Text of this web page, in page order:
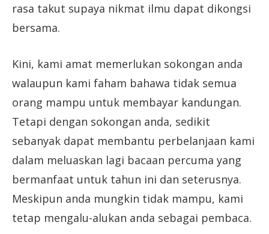
rasa takut supaya nikmat ilmu dapat dikongsi
bersama.
Kini, kami amat memerlukan sokongan anda
walaupun kami faham bahawa tidak semua
orang mampu untuk membayar kandungan.
Tetapi dengan sokongan anda, sedikit
sebanyak dapat membantu perbelanjaan kami
dalam meluaskan lagi bacaan percuma yang
bermanfaat untuk tahun ini dan seterusnya.
Meskipun anda mungkin tidak mampu, kami
tetap mengalu-alukan anda sebagai pembaca.